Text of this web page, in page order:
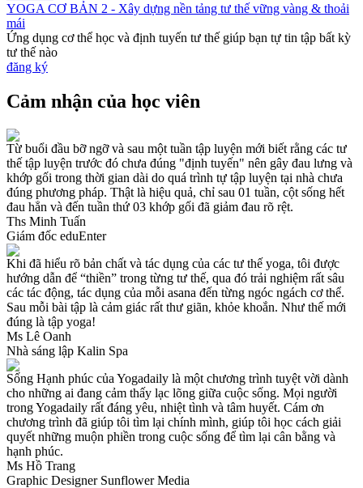
YOGA CƠ BẢN 2 - Xây dựng nền tảng tư thế vững vàng & thoải
mái
Ứng dụng cơ thể học và định tuyến tư thế giúp bạn tự tin tập bất kỳ
tư thế nào
đăng ký
Cảm nhận của học viên
Từ buổi đầu bỡ ngỡ và sau một tuần tập luyện mới biết rằng các tư
thế tập luyện trước đó chưa đúng "định tuyến" nên gây đau lưng và
khớp gối trong thời gian dài do quá trình tự tập luyện tại nhà chưa
đúng phương pháp. Thật là hiệu quả, chỉ sau 01 tuần, cột sống hết
đau hẳn và đến tuần thứ 03 khớp gối đã giảm đau rõ rệt.
Ths Minh Tuấn
Giám đốc eduEnter
Khi đã hiểu rõ bản chất và tác dụng của các tư thế yoga, tôi được
hướng dẫn để “thiền” trong từng tư thế, qua đó trải nghiệm rất sâu
các tác động, tác dụng của mỗi asana đến từng ngóc ngách cơ thể.
Sau mỗi bài tập là cảm giác rất thư giãn, khỏe khoắn. Như thế mới
đúng là tập yoga!
Ms Lê Oanh
Nhà sáng lập Kalin Spa
Sống Hạnh phúc của Yogadaily là một chương trình tuyệt vời dành
cho những ai đang cảm thấy lạc lõng giữa cuộc sống. Mọi người
trong Yogadaily rất đáng yêu, nhiệt tình và tâm huyết. Cám ơn
chương trình đã giúp tôi tìm lại chính mình, giúp tôi học cách giải
quyết những muộn phiền trong cuộc sống để tìm lại cân bằng và
hạnh phúc.
Ms Hồ Trang
Graphic Designer Sunflower Media